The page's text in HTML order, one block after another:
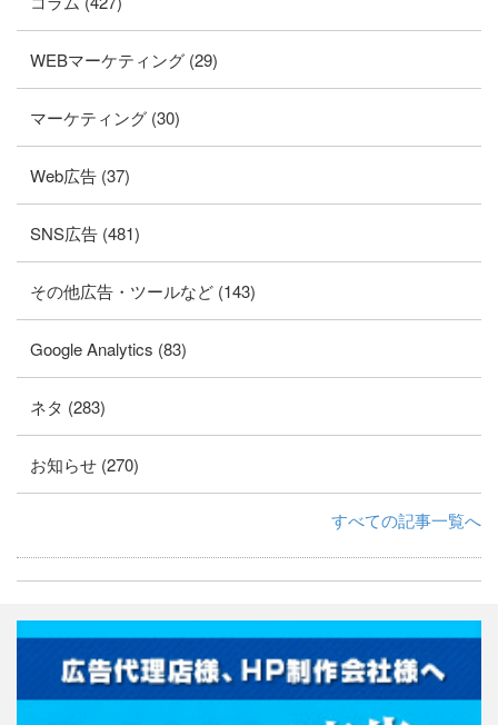
WEBマーケティング (29)
マーケティング (30)
Web広告 (37)
SNS広告 (481)
その他広告・ツールなど (143)
Google Analytics (83)
ネタ (283)
お知らせ (270)
すべての記事一覧へ